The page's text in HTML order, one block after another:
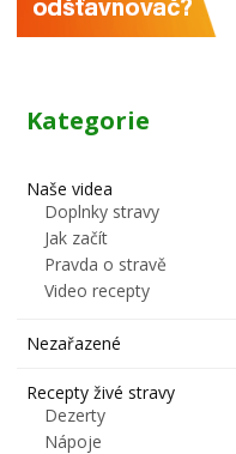
Kategorie
Naše videa
Doplnky stravy
Jak začít
Pravda o stravě
Video recepty
Nezařazené
Recepty živé stravy
Dezerty
Nápoje